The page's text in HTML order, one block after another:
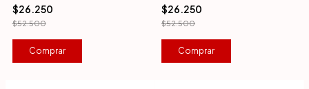
$26.250
$52.500
Comprar
$26.250
$52.500
Comprar